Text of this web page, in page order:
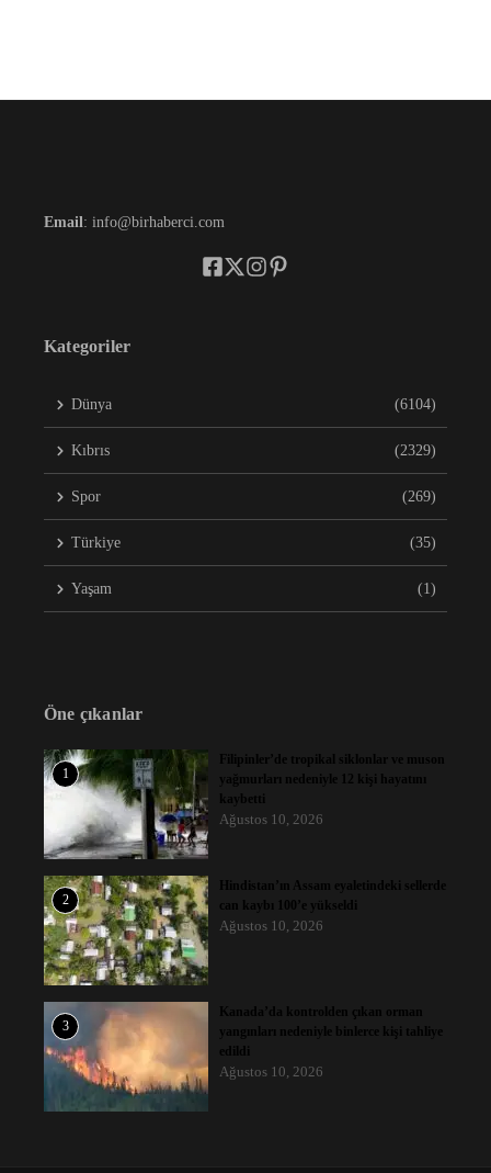
Email: info@birhaberci.com
Kategoriler
Dünya (6104)
Kıbrıs (2329)
Spor (269)
Türkiye (35)
Yaşam (1)
Öne çıkanlar
1
Filipinler’de tropikal siklonlar ve muson
yağmurları nedeniyle 12 kişi hayatını
kaybetti
Ağustos 10, 2026
2
Hindistan’ın Assam eyaletindeki sellerde
can kaybı 100’e yükseldi
Ağustos 10, 2026
3
Kanada’da kontrolden çıkan orman
yangınları nedeniyle binlerce kişi tahliye
edildi
Ağustos 10, 2026